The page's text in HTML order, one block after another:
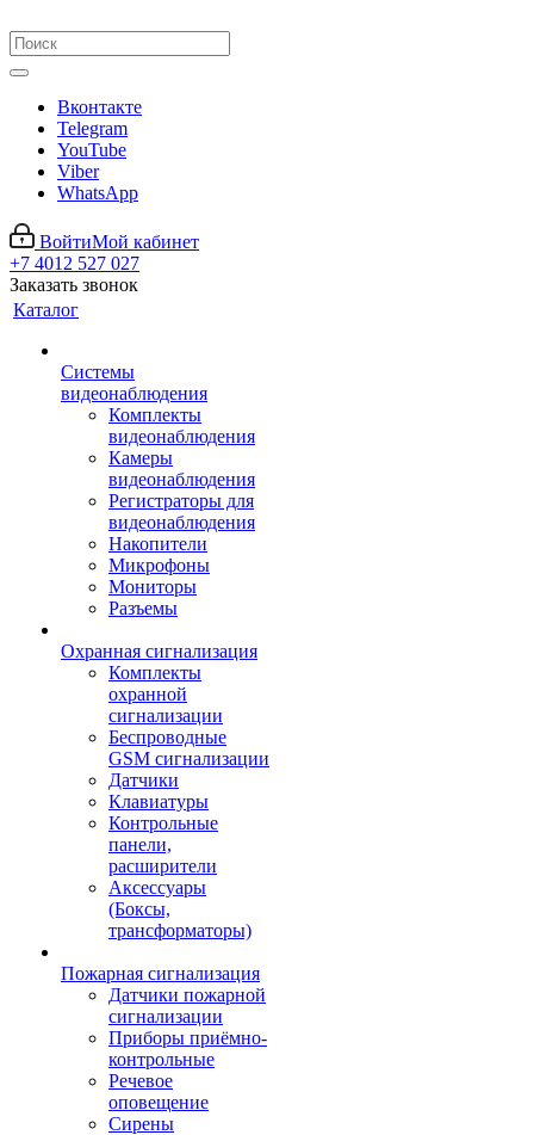
Вконтакте
Telegram
YouTube
Viber
WhatsApp
ВойтиМой кабинет
+7 4012 527 027
Заказать звонок
Каталог
Системы
видеонаблюдения
Комплекты
видеонаблюдения
Камеры
видеонаблюдения
Регистраторы для
видеонаблюдения
Накопители
Микрофоны
Мониторы
Разъемы
Охранная сигнализация
Комплекты
охранной
сигнализации
Беспроводные
GSM сигнализации
Датчики
Клавиатуры
Контрольные
панели,
расширители
Аксессуары
(Боксы,
трансформаторы)
Пожарная сигнализация
Датчики пожарной
сигнализации
Приборы приёмно-
контрольные
Речевое
оповещение
Сирены